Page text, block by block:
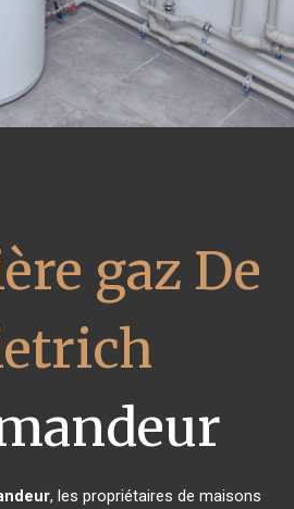
gaz De
, les propriétaires de maisons